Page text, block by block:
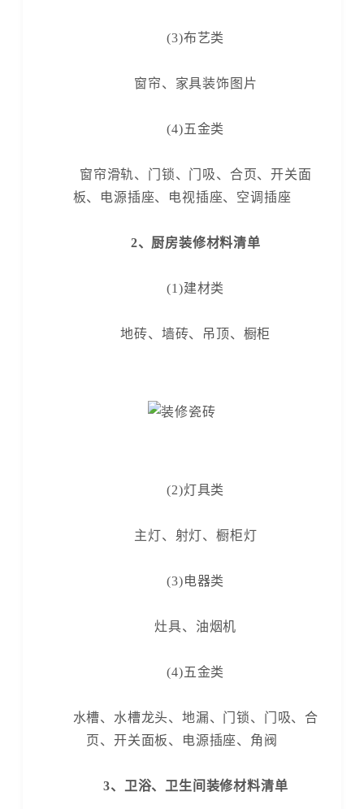
(3)布艺类
窗帘、家具装饰图片
(4)五金类
窗帘滑轨、门锁、门吸、合页、开关面
板、电源插座、电视插座、空调插座
2、厨房装修材料清单
(1)建材类
地砖、墙砖、吊顶、橱柜
(2)灯具类
主灯、射灯、橱柜灯
(3)电器类
灶具、油烟机
(4)五金类
水槽、水槽龙头、地漏、门锁、门吸、合
页、开关面板、电源插座、角阀
3、卫浴、卫生间装修材料清单